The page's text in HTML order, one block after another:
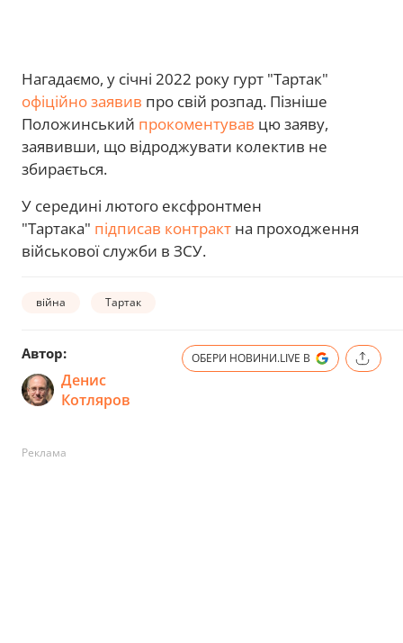
Нагадаємо, у січні 2022 року гурт "Тартак"
офіційно заявив про свій розпад. Пізніше
Положинський прокоментував цю заяву,
заявивши, що відроджувати колектив не
збирається.
У середині лютого ексфронтмен
"Тартака" підписав контракт на проходження
військової служби в ЗСУ.
війна Тартак
Автор:
Денис
Котляров
ОБЕРИ НОВИНИ.LIVE В
Реклама